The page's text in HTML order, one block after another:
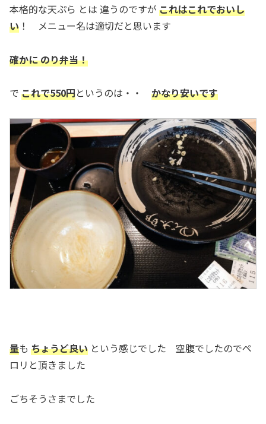
本格的な天ぷら とは 違うのですが これはこれでおいし
い ！ メニュー名は適切だと思います
確かに のり弁当！
で これで550円というのは・・ かなり安いです
量も ちょうど良い という感じでした 空腹でしたのでペ
ロリと頂きました
ごちそうさまでした